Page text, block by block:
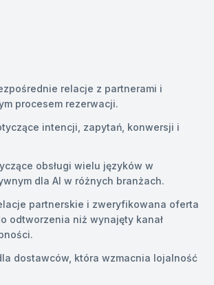
relacje z partnerami i
procesem rezerwacji.
intencji, zapytań, konwersji i
obsługi wielu języków w
dla AI w różnych branżach.
partnerskie i zweryfikowana oferta
odtworzenia niż wynajęty kanał
dostawców, która wzmacnia lojalność